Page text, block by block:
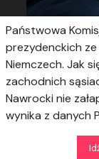
Państwowa
prezydenckich
Niemczech. Jak
zachodnich
Nawrocki nie
wynika z danych